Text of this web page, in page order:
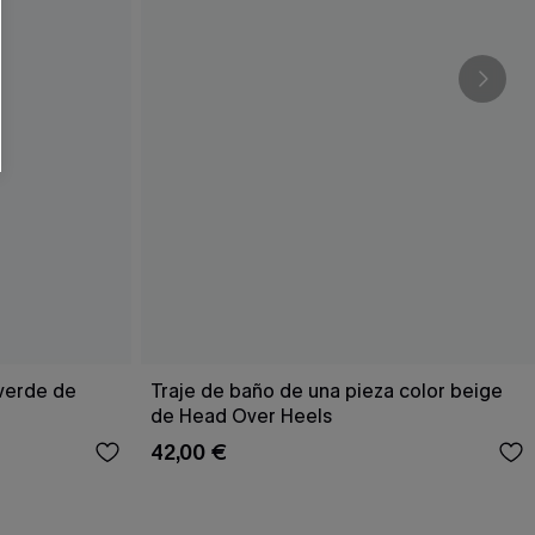
de
Traje de baño de una pieza color beige
de Head Over Heels
42,00 €
formulario, usted acepta nuestros
de Cupshe en cualquier momento del
y ofertas adaptados a su perfil.